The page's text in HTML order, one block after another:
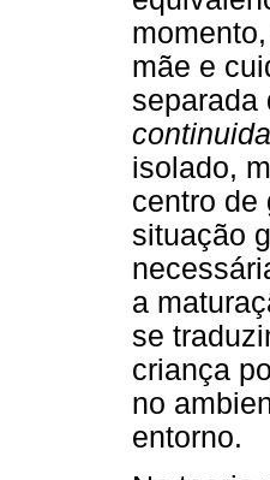
mãe e
separada
isolado,
centro de
situação
a
se
criança
no
entorno.